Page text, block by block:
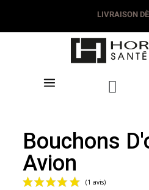
LIVRAISON
Bouchons
Avion